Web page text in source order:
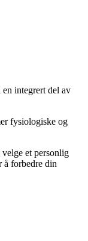
integrert del av
fysiologiske og
et personlig
å forbedre din